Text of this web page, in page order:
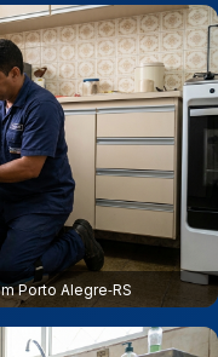
Porto Alegre‑RS